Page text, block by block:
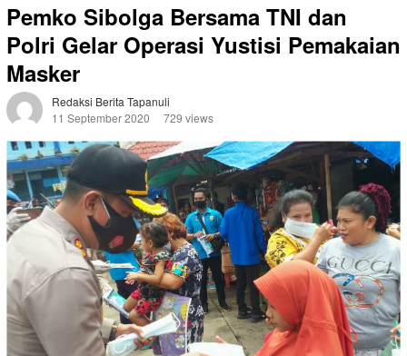
Pemko Sibolga Bersama TNI dan
Polri Gelar Operasi Yustisi Pemakaian
Masker
Redaksi Berita Tapanuli
11 September 2020
729 views